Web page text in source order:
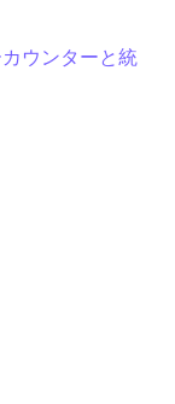
ウンターと統